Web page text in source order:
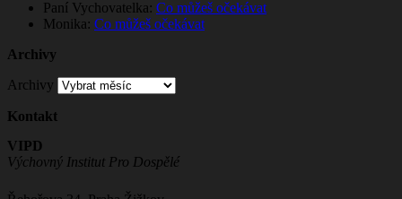
Paní Vychovatelka: Co můžeš očekávat
Monika: Co můžeš očekávat
Archivy
Archivy
Kontakt
VIPD
Výchovný Institut Pro Dospělé